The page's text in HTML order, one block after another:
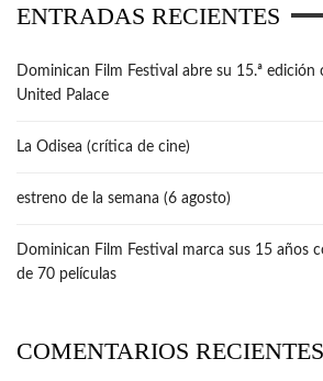
ENTRADAS RECIENTES
Dominican Film Festival abre su 15.ª edición
United Palace
La Odisea (crítica de cine)
estreno de la semana (6 agosto)
Dominican Film Festival marca sus 15 años
de 70 películas
COMENTARIOS RECIENTES